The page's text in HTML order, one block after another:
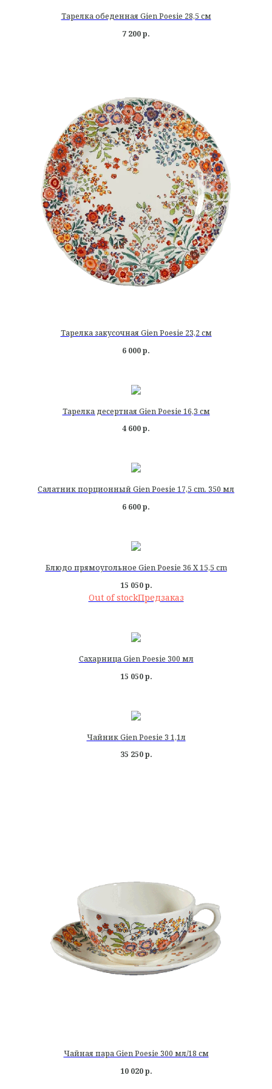
Тарелка обеденная Gien Poesie 28,5 см
7 200р.
Тарелка закусочная Gien Poesie 23,2 см
6 000р.
Тарелка десертная Gien Poesie 16,3 см
4 600р.
Салатник порционный Gien Poesie 17,5 cm. 350 мл
6 600р.
Блюдо прямоугольное Gien Poesie 36 X 15,5 cm
15 050 р.
Out of stock
Сахарница Gien Poesie 300 мл
15 050 р.
Чайник Gien Poesie 3 1,1л
35 250 р.
Чайная пара Gien Poesie 300 мл/18 см
10 020 р.